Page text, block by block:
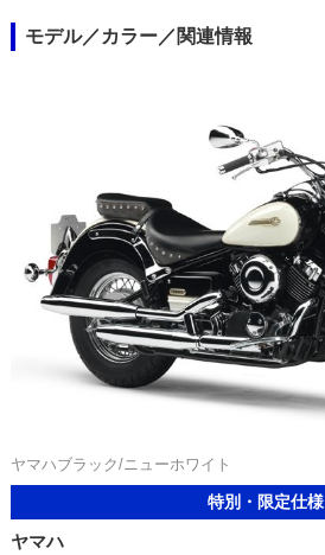
モデル／カラー／関連情報
ヤマハブラック/ニューホワイト
特別・限定仕様
ヤマハ